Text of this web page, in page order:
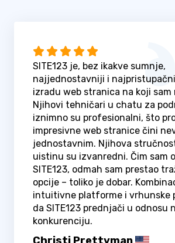
SITE123 je, bez ikakve sumnje,
najjednostavniji i
izradu web stranica na koji sam
Njihovi tehničari u chatu za
iznimno su profesionalni, što
impresivne web stranice čini
jednostavnim. Njihova
uistinu su izvanredni. Čim sam
SITE123, odmah sam prestao
opcije – toliko je dobar.
intuitivne platforme i vrhunske
da SITE123 prednjači u odnosu
konkurenciju.